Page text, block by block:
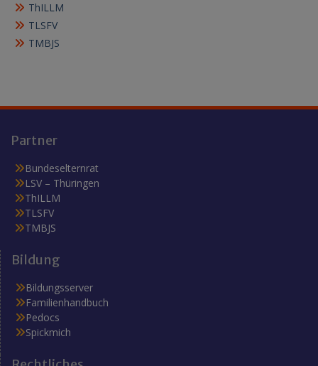
ThILLM
TLSFV
TMBJS
Partner
Bundeselternrat
LSV – Thüringen
ThILLM
TLSFV
TMBJS
Bildung
Bildungsserver
Familienhandbuch
Pedocs
Spickmich